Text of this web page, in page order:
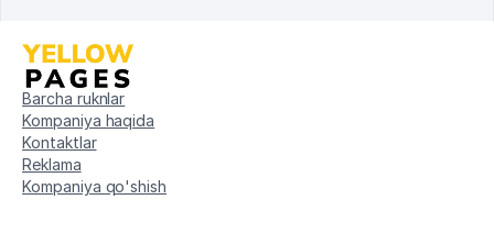
Barcha ruknlar
Kompaniya haqida
Kontaktlar
Reklama
Kompaniya qo'shish